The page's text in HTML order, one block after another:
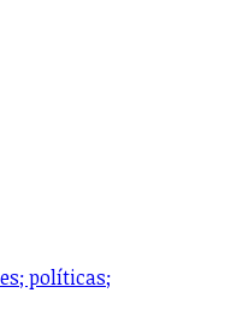
políticas;